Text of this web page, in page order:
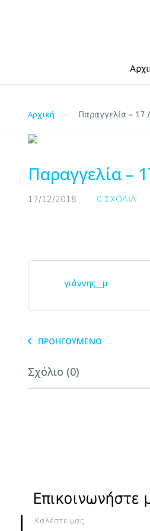
Αρχική Παραγγελία – 17
Παραγγελία –
17/12/2018 0 ΣΧΌΛΙΑ
γιάννης__μ
ΠΡΟΗΓΟΎΜΕΝΟ
Σχόλιο (0)
Επικοινωνήστε
Καλέστε μας